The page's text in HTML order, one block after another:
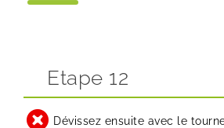
Etape 12
Dévissez ensuite avec le